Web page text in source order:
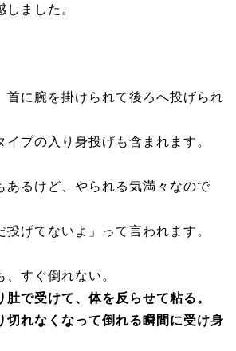
ました。
首に腕を掛けられて後ろへ投げられ
プの入り身投げも含まれます。
あるけど、やられる気満々なので
投げてないよ」って言われます。
すぐ倒れない。
で受けて、体を反らせて粘る。
切れなくなって倒れる瞬間に受け身